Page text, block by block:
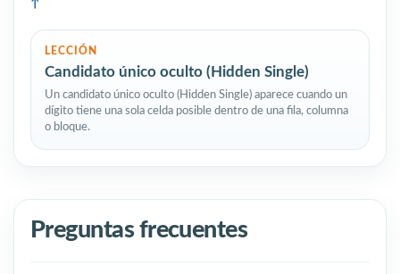
LECCIÓN
Candidato único oculto (Hidden Single)
Un candidato único oculto (Hidden Single) aparece cuando un
dígito tiene una sola celda posible dentro de una fila, columna
o bloque.
Preguntas frecuentes